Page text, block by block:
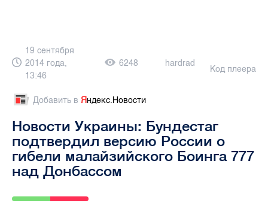
19 сентября
2014 года,
13:46
6248 hardrad
Код плеера
Добавить в Яндекс.Новости
Новости Украины: Бундестаг
подтвердил версию России о
гибели малайзийского Боинга 777
над Донбассом